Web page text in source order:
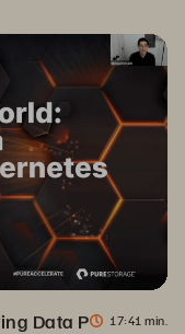
Data Protection
17 41 min.